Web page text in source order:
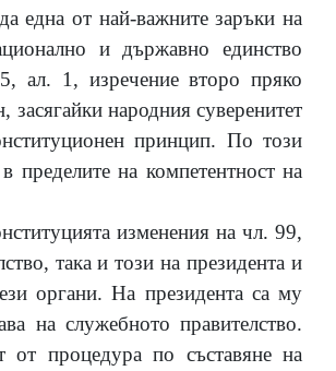
една от най-важните заръки на
и държавно единство
ал. 1, изречение второ пряко
народния суверенитет
принцип. По този
пределите на компетентност на
изменения на чл. 99,
така и този на президента и
органи. На президента са му
на служебното правителство.
от процедура по съставяне на